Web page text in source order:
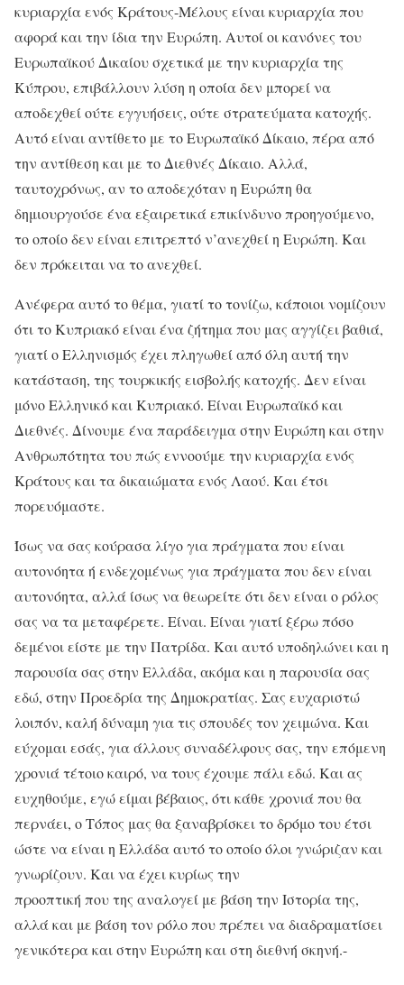
κυριαρχία ενός Κράτους-Μέλους είναι κυριαρχία που
αφορά και την ίδια την Ευρώπη. Αυτοί οι κανόνες του
Ευρωπαϊκού Δικαίου σχετικά με την κυριαρχία της
Κύπρου, επιβάλλουν λύση η οποία δεν μπορεί να
αποδεχθεί ούτε εγγυήσεις, ούτε στρατεύματα κατοχής.
Αυτό είναι αντίθετο με το Ευρωπαϊκό Δίκαιο, πέρα από
την αντίθεση και με το Διεθνές Δίκαιο. Αλλά,
ταυτοχρόνως, αν το αποδεχόταν η Ευρώπη θα
δημιουργούσε ένα εξαιρετικά επικίνδυνο προηγούμενο,
το οποίο δεν είναι επιτρεπτό ν’ανεχθεί η Ευρώπη. Και
δεν πρόκειται να το ανεχθεί.
Ανέφερα αυτό το θέμα, γιατί το τονίζω, κάποιοι νομίζουν
ότι το Κυπριακό είναι ένα ζήτημα που μας αγγίζει βαθιά,
γιατί ο Ελληνισμός έχει πληγωθεί από όλη αυτή την
κατάσταση, της τουρκικής εισβολής κατοχής. Δεν είναι
μόνο Ελληνικό και Κυπριακό. Είναι Ευρωπαϊκό και
Διεθνές. Δίνουμε ένα παράδειγμα στην Ευρώπη και στην
Ανθρωπότητα του πώς εννοούμε την κυριαρχία ενός
Κράτους και τα δικαιώματα ενός Λαού. Και έτσι
πορευόμαστε.
Ίσως να σας κούρασα λίγο για πράγματα που είναι
αυτονόητα ή ενδεχομένως για πράγματα που δεν είναι
αυτονόητα, αλλά ίσως να θεωρείτε ότι δεν είναι ο ρόλος
σας να τα μεταφέρετε. Είναι. Είναι γιατί ξέρω πόσο
δεμένοι είστε με την Πατρίδα. Και αυτό υποδηλώνει και η
παρουσία σας στην Ελλάδα, ακόμα και η παρουσία σας
εδώ, στην Προεδρία της Δημοκρατίας. Σας ευχαριστώ
λοιπόν, καλή δύναμη για τις σπουδές τον χειμώνα. Και
εύχομαι εσάς, για άλλους συναδέλφους σας, την επόμενη
χρονιά τέτοιο καιρό, να τους έχουμε πάλι εδώ. Και ας
ευχηθούμε, εγώ είμαι βέβαιος, ότι κάθε χρονιά που θα
περνάει, ο Τόπος μας θα ξαναβρίσκει το δρόμο του έτσι
ώστε να είναι η Ελλάδα αυτό το οποίο όλοι γνώριζαν και
γνωρίζουν. Και να έχει κυρίως την
προοπτική που της αναλογεί με βάση την Ιστορία της,
αλλά και με βάση τον ρόλο που πρέπει να διαδραματίσει
γενικότερα και στην Ευρώπη και στη διεθνή σκηνή.-